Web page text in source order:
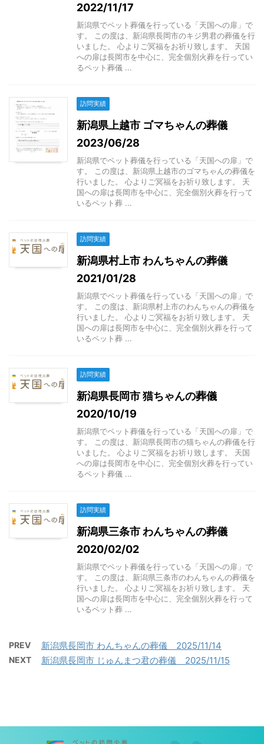
2022/11/17
新潟県でペット葬儀を行っている「天国への扉」で
す。 この度は、新潟県長岡市のキジ男君の葬儀を行
いました。 心よりご冥福をお祈り致します。 天国
への扉は長岡市を中心に、完全個別火葬を行ってい
るペット葬儀 ...
訪問実績
新潟県上越市 ゴマちゃんの葬儀
2023/06/28
新潟県でペット葬儀を行っている「天国への扉」で
す。 この度は、新潟県上越市のゴマちゃんの葬儀を
行いました。 心よりご冥福をお祈り致します。 天
国への扉は長岡市を中心に、完全個別火葬を行って
いるペット葬 ...
訪問実績
新潟県村上市 わんちゃんの葬儀
2021/01/28
新潟県でペット葬儀を行っている「天国への扉」で
す。 この度は、新潟県村上市のわんちゃんの葬儀を
行いました。 心よりご冥福をお祈り致します。 天
国への扉は長岡市を中心に、完全個別火葬を行って
いるペット葬 ...
訪問実績
新潟県長岡市 猫ちゃんの葬儀
2020/10/19
新潟県でペット葬儀を行っている「天国への扉」で
す。 この度は、新潟県長岡市の猫ちゃんの葬儀を行
いました。 心よりご冥福をお祈り致します。 天国
への扉は長岡市を中心に、完全個別火葬を行ってい
るペット葬儀 ...
訪問実績
新潟県三条市 わんちゃんの葬儀
2020/02/02
新潟県でペット葬儀を行っている「天国への扉」で
す。 この度は、新潟県三条市のわんちゃんの葬儀を
行いました。 心よりご冥福をお祈り致します。 天
国への扉は長岡市を中心に、完全個別火葬を行って
いるペット葬 ...
PREV 新潟県長岡市 わんちゃんの葬儀 2025/11/14
NEXT 新潟県長岡市 じゅんまつ君の葬儀 2025/11/15